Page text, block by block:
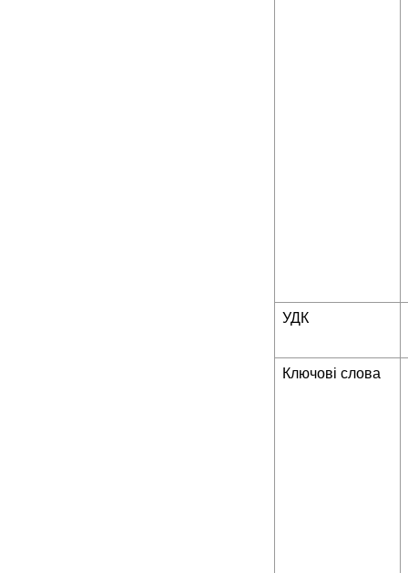
УДК
Ключові слова